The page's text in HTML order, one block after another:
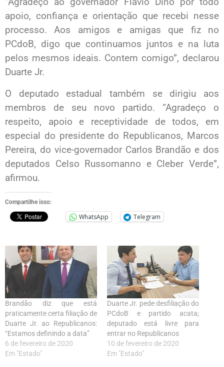
apoio, confiança e orientação que recebi nesse
processo. Aos amigos e amigas que fiz no
PCdoB, digo que continuamos juntos e na luta
pelos mesmos ideais. Contem comigo”, declarou
Duarte Jr.
O deputado estadual também se dirigiu aos
membros de seu novo partido. “Agradeço o
respeito, apoio e receptividade de todos, em
especial do presidente do Republicanos, Marcos
Pereira, do vice-governador Carlos Brandão e dos
deputados Celso Russomanno e Cleber Verde”,
afirmou.
Compartilhe isso:
WhatsApp Telegram
Brandão diz que está
praticamente certa filiação de
Duarte Jr. ao Republicanos:
“Estamos definindo a data”
6 de fevereiro de 2020
Em "Estado"
Duarte Jr. pede desfiliação do
PCdoB e partido acata;
deputado está livre para
entrar no Republicanos
10 de fevereiro de 2020
Em "Estado"